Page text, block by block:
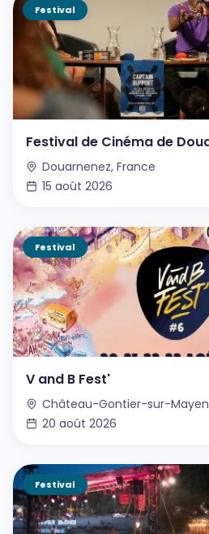
Festival
Festival de Cinéma de
Douarnenez, France
15 août 2026
Festival
V and B Fest'
Château-Gontier-sur-
20 août 2026
Festival